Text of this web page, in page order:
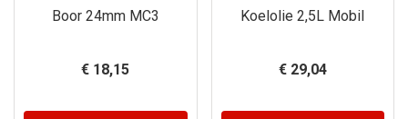
Boor 24mm MC3
€ 18,15
Koelolie 2,5L Mobil
€ 29,04